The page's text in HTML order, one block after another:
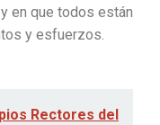
en que todos están
y esfuerzos.
Rectores del